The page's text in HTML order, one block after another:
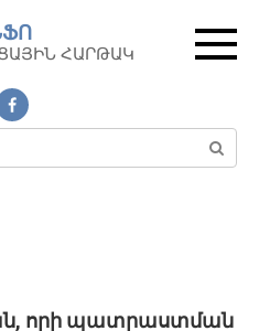
ՀԱՐԹԱԿ
որի պատրաստման